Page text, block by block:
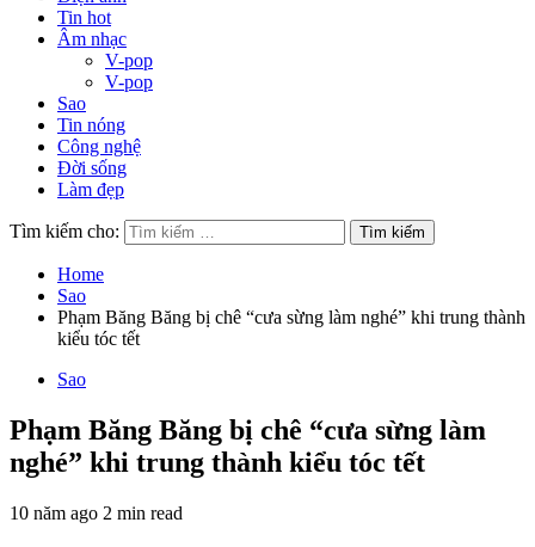
Tin hot
Âm nhạc
V-pop
V-pop
Sao
Tin nóng
Công nghệ
Đời sống
Làm đẹp
Tìm kiếm cho:
Home
Sao
Phạm Băng Băng bị chê “cưa sừng làm nghé” khi trung thành
kiểu tóc tết
Sao
Phạm Băng Băng bị chê “cưa sừng làm
nghé” khi trung thành kiểu tóc tết
10 năm ago 2 min read